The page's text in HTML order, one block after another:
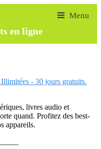
en ligne
- 30 jours gratuits.
livres audio et
quand. Profitez des best-
appareils.